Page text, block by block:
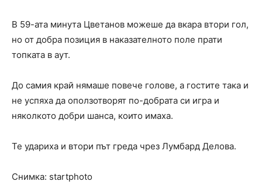
В 59-ата минута Цветанов можеше да вкара втори гол,
но от добра позиция в наказателното поле прати
топката в аут.
До самия край нямаше повече голове, а гостите така и
не успяха да оползотворят по-добрата си игра и
няколкото добри шанса, които имаха.
Te удариха и втори път греда чрез Лумбард Делова.
Снимка: startphoto